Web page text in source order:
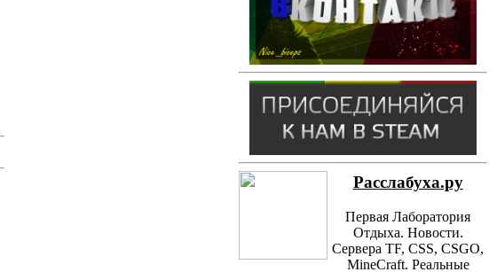
Расслабуха.ру
Первая Лаборатория
Отдыха. Новости.
Сервера TF, CSS, CSGO,
MineCraft. Реальные